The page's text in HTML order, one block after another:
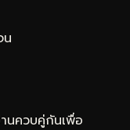
านควบคู่กันเพื่อ